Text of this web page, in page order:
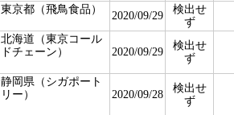
東京都（飛鳥食品）
2020/09/29
検出せ
ず
北海道（東京コール
ドチェーン）
2020/09/29
検出せ
ず
静岡県（シガポート
リー）
2020/09/28
検出せ
ず